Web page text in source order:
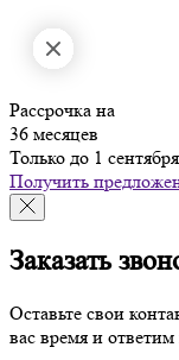
Рассрочка на
36 месяцев
Только до 1 сентября
Получить
Заказать
Оставьте свои
вас время и